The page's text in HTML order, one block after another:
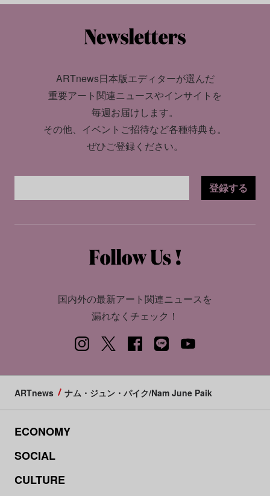
ARTnews日本版エディターが選んだ
重要アート関連ニュースやインサイトを
毎週お届けします。
その他、イベントご招待など各種特典も。
ぜひご登録ください。
登録する
国内外の最新アート関連ニュースを
漏れなくチェック！
ARTnews ナム・ジュン・パイク/Nam June Paik
ECONOMY
SOCIAL
CULTURE